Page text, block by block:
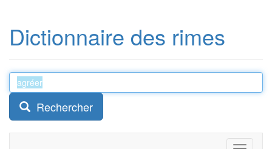
Dictionnaire des rimes
Rechercher